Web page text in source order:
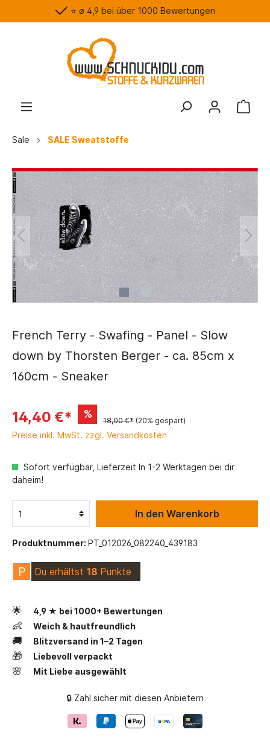
⭐️ ø 4,9 bei über 1000 Bewertungen
Sale SALE Sweatstoffe
French Terry - Swafing - Panel - Slow
down by Thorsten Berger - ca. 85cm x
160cm - Sneaker
14,40 €* %
18,00 €* (20% gespart)
Preise inkl. MwSt. zzgl. Versandkosten
Sofort verfügbar, Lieferzeit In 1-2 Werktagen bei dir
daheim!
In den Warenkorb
Produktnummer: PT_012026_082240_439183
P Du erhältst 18 Punkte
🌟 4,9 ★ bei 1000+ Bewertungen
👶 Weich & hautfreundlich
🚚 Blitzversand in 1–2 Tagen
🎁 Liebevoll verpackt
🌸 Mit Liebe ausgewählt
🔒 Zahl sicher mit diesen Anbietern